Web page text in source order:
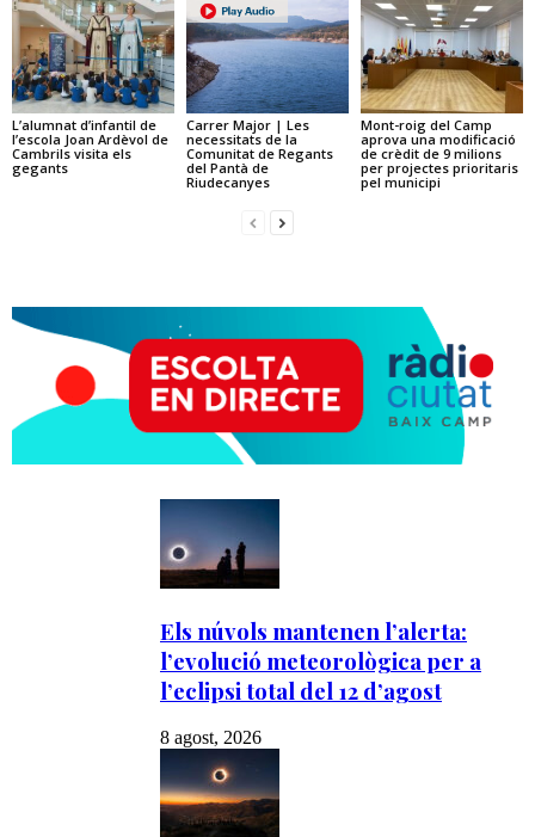
L’alumnat d’infantil de
l’escola Joan Ardèvol de
Cambrils visita els
gegants
Carrer Major | Les
necessitats de la
Comunitat de Regants
del Pantà de
Riudecanyes
Mont-roig del Camp
aprova una modificació
de crèdit de 9 milions
per projectes prioritaris
pel municipi